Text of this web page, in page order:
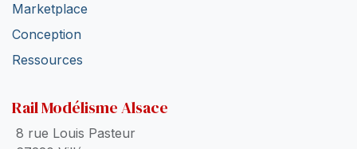
Marketplace
Conception
Ressources
Rail Modélisme Alsace
8 rue Louis Pasteur